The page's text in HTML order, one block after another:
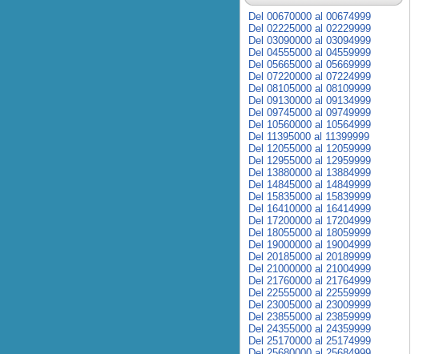
Del 00670000 al 00674999
Del 02225000 al 02229999
Del 03090000 al 03094999
Del 04555000 al 04559999
Del 05665000 al 05669999
Del 07220000 al 07224999
Del 08105000 al 08109999
Del 09130000 al 09134999
Del 09745000 al 09749999
Del 10560000 al 10564999
Del 11395000 al 11399999
Del 12055000 al 12059999
Del 12955000 al 12959999
Del 13880000 al 13884999
Del 14845000 al 14849999
Del 15835000 al 15839999
Del 16410000 al 16414999
Del 17200000 al 17204999
Del 18055000 al 18059999
Del 19000000 al 19004999
Del 20185000 al 20189999
Del 21000000 al 21004999
Del 21760000 al 21764999
Del 22555000 al 22559999
Del 23005000 al 23009999
Del 23855000 al 23859999
Del 24355000 al 24359999
Del 25170000 al 25174999